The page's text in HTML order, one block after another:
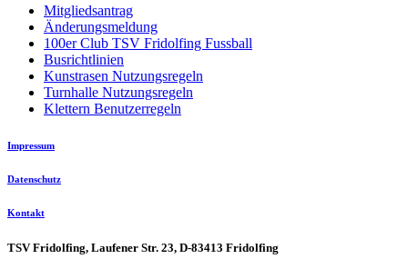
Mitgliedsantrag
Änderungsmeldung
100er Club TSV Fridolfing Fussball
Busrichtlinien
Kunstrasen Nutzungsregeln
Turnhalle Nutzungsregeln
Klettern Benutzerregeln
Impressum
Datenschutz
Kontakt
TSV Fridolfing, Laufener Str. 23, D-83413 Fridolfing